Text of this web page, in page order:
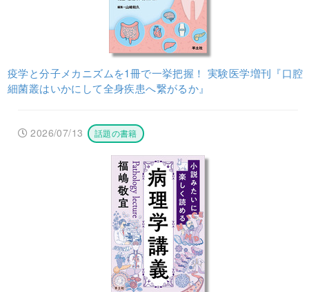
疫学と分子メカニズムを1冊で一挙把握！ 実験医学増刊『口腔
細菌叢はいかにして全身疾患へ繋がるか』
2026/07/13 話題の書籍